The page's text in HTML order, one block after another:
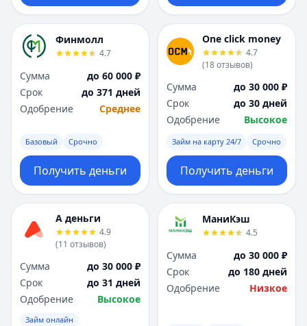
Финмолл
4.7
Сумма
до 60 000 ₽
Срок
до 371 дней
Одобрение
Среднее
Базовый Срочно
Получить деньги
One click money
4.7
(18отзывов)
Сумма
до 30 000 ₽
Срок
до 30 дней
Одобрение
Высокое
Займ на карту 24/7 Срочно
Получить деньги
А деньги
4.9
(11 отзывов)
Сумма
до 30 000 ₽
Срок
до 31 дней
Одобрение
Высокое
Займ онлайн
МаниКэш
4.5
Сумма
до 30 000 ₽
Срок
до 180 дней
Одобрение
Низкое